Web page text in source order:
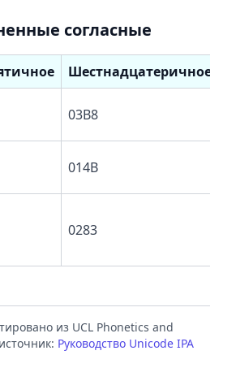
согласные
Шестнадцатеричное
03B8
014B
0283
из UCL Phonetics and
Руководство Unicode IPA